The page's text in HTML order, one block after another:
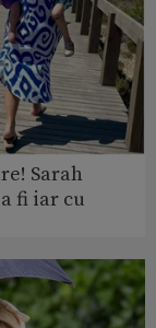
Sarah
fi iar cu